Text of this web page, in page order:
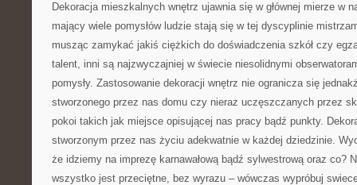
Dekoracja mieszkalnych wnętrz ujawnia się w głównej mierze w
mający wiele pomysłów ludzie stają się w tej dyscyplinie
musząc zamykać jakiś ciężkich do doświadczenia szkół czy
talent, inni są najzwyczajniej w świecie niesolidnymi
pomysły. Zastosowanie dekoracji wnętrz nie ogranicza się
stworzonego przez nas domu czy nieraz uczęszczanych przez
pokoi takich jak miejsce opisującej nas pracy bądź punkty.
stworzonym przez nas życiu adekwatnie w każdej dziedzinie.
że idziemy na imprezę karnawałową bądź sylwestrową oraz co?
wszystko jest przeciętne, bez wyrazu – wówczas wypróbuj